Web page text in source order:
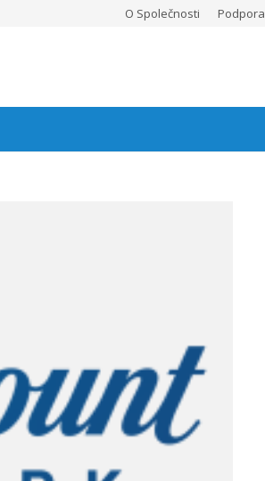
O Společnosti Podpora